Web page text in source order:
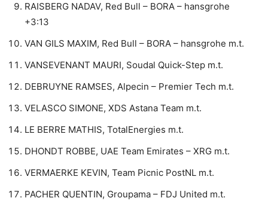
RAISBERG NADAV, Red Bull – BORA – hansgrohe
+3:13
VAN GILS MAXIM, Red Bull – BORA – hansgrohe m.t.
VANSEVENANT MAURI, Soudal Quick-Step m.t.
DEBRUYNE RAMSES, Alpecin – Premier Tech m.t.
VELASCO SIMONE, XDS Astana Team m.t.
LE BERRE MATHIS, TotalEnergies m.t.
DHONDT ROBBE, UAE Team Emirates – XRG m.t.
VERMAERKE KEVIN, Team Picnic PostNL m.t.
PACHER QUENTIN, Groupama – FDJ United m.t.